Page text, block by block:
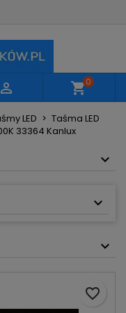
 shopping_cart0
LED
Taśma LED
33364 Kanlux
favorite_border
Utwórz listę życzeń
produkty na
Zaloguj się